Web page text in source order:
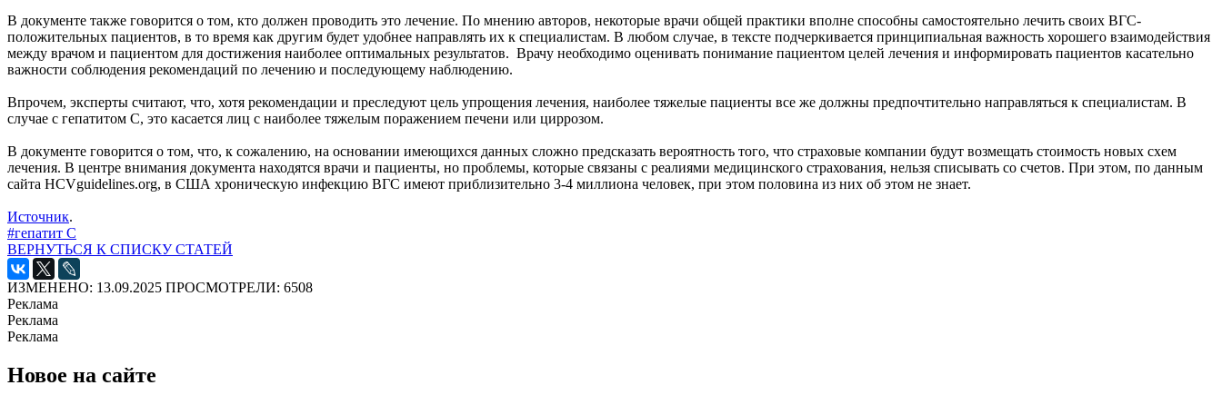
В документе также говорится о том, кто должен проводить это лечение. По мнению авторов, некоторые врачи общей практики вполне способны самостоятельно лечить своих ВГС-
положительных пациентов, в то время как другим будет удобнее направлять их к специалистам. В любом случае, в тексте подчеркивается принципиальная важность хорошего взаимодействия
между врачом и пациентом для достижения наиболее оптимальных результатов. Врачу необходимо оценивать понимание пациентом целей лечения и информировать пациентов касательно
важности соблюдения рекомендаций по лечению и последующему наблюдению.
Впрочем, эксперты считают, что, хотя рекомендации и преследуют цель упрощения лечения, наиболее тяжелые пациенты все же должны предпочтительно направляться к специалистам. В
случае с гепатитом С, это касается лиц с наиболее тяжелым поражением печени или циррозом.
В документе говорится о том, что, к сожалению, на основании имеющихся данных сложно предсказать вероятность того, что страховые компании будут возмещать стоимость новых схем
лечения. В центре внимания документа находятся врачи и пациенты, но проблемы, которые связаны с реалиями медицинского страхования, нельзя списывать со счетов. При этом, по данным
сайта HCVguidelines.org, в США хроническую инфекцию ВГС имеют приблизительно 3-4 миллиона человек, при этом половина из них об этом не знает.
Источник.
#гепатит С
ВЕРНУТЬСЯ К СПИСКУ СТАТЕЙ
ИЗМЕНЕНО: 13.09.2025 ПРОСМОТРЕЛИ: 6508
Реклама
Реклама
Реклама
Новое на сайте